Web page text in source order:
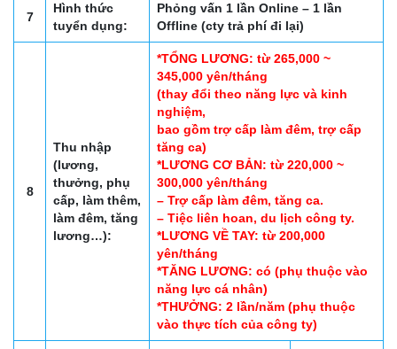
7
Hình thức
tuyển dụng:
Phỏng vấn 1 lần Online – 1 lần
Offline (cty trả phí đi lại)
8
Thu nhập
(lương,
thưởng, phụ
cấp, làm thêm,
làm đêm, tăng
lương…):
*TỔNG LƯƠNG: từ 265,000 ~
345,000 yên/tháng
(thay đổi theo năng lực và kinh
nghiệm,
bao gồm trợ cấp làm đêm, trợ cấp
tăng ca)
*LƯƠNG CƠ BẢN: từ 220,000 ~
300,000 yên/tháng
– Trợ cấp làm đêm, tăng ca.
– Tiệc liên hoan, du lịch công ty.
*LƯƠNG VỀ TAY: từ 200,000
yên/tháng
*TĂNG LƯƠNG: có (phụ thuộc vào
năng lực cá nhân)
*THƯỞNG: 2 lần/năm (phụ thuộc
vào thực tích của công ty)